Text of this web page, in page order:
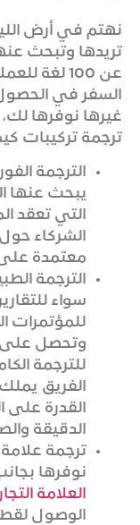
نهتم في أرض
تريدها وتبحث
عن 100
السفر في
غيرها نوفرها
ترجمة تركيبات
الترجمة
يبحث عنها
التي تعقد
الشركاء
معتمدة على
الترجمة
سواء
للمؤتمرات
وتحصل على
للترجمة
الفريق
القدرة
الدقيقة
ترجمة
نوفرها
العلامة
الوصول